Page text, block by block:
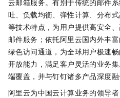
云邮箱服务。有别于传统的邮件
吐、负载均衡、弹性计算、分布
等技术特点，为用户提供高安全
邮件服务；依托阿里云国内外丰
绿色访问通道，为全球用户极速
开放能力，满足客户灵活的业务
端覆盖，并与钉钉诸多产品深度
阿里云为中国云计算业务的领导